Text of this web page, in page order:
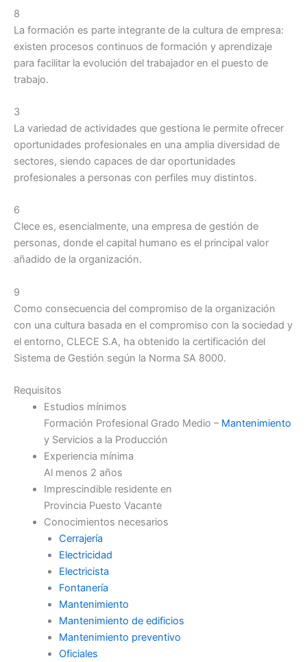
8
La formación es parte integrante de la cultura de empresa:
existen procesos continuos de formación y aprendizaje
para facilitar la evolución del trabajador en el puesto de
trabajo.
3
La variedad de actividades que gestiona le permite ofrecer
oportunidades profesionales en una amplia diversidad de
sectores, siendo capaces de dar oportunidades
profesionales a personas con perfiles muy distintos.
6
Clece es, esencialmente, una empresa de gestión de
personas, donde el capital humano es el principal valor
añadido de la organización.
9
Como consecuencia del compromiso de la organización
con una cultura basada en el compromiso con la sociedad y
el entorno, CLECE S.A, ha obtenido la certificación del
Sistema de Gestión según la Norma SA 8000.
Requisitos
Estudios mínimos
Formación Profesional Grado Medio – Mantenimiento
y Servicios a la Producción
Experiencia mínima
Al menos 2 años
Imprescindible residente en
Provincia Puesto Vacante
Conocimientos necesarios
Cerrajería
Electricidad
Electricista
Fontanería
Mantenimiento
Mantenimiento de edificios
Mantenimiento preventivo
Oficiales